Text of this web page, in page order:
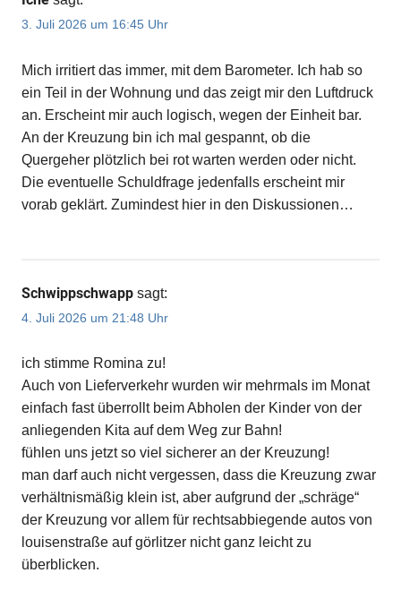
3. Juli 2026 um 16:45 Uhr
Mich irritiert das immer, mit dem Barometer. Ich hab so
ein Teil in der Wohnung und das zeigt mir den Luftdruck
an. Erscheint mir auch logisch, wegen der Einheit bar.
An der Kreuzung bin ich mal gespannt, ob die
Quergeher plötzlich bei rot warten werden oder nicht.
Die eventuelle Schuldfrage jedenfalls erscheint mir
vorab geklärt. Zumindest hier in den Diskussionen…
Schwippschwapp sagt:
4. Juli 2026 um 21:48 Uhr
ich stimme Romina zu!
Auch von Lieferverkehr wurden wir mehrmals im Monat
einfach fast überrollt beim Abholen der Kinder von der
anliegenden Kita auf dem Weg zur Bahn!
fühlen uns jetzt so viel sicherer an der Kreuzung!
man darf auch nicht vergessen, dass die Kreuzung zwar
verhältnismäßig klein ist, aber aufgrund der „schräge“
der Kreuzung vor allem für rechtsabbiegende autos von
louisenstraße auf görlitzer nicht ganz leicht zu
überblicken.